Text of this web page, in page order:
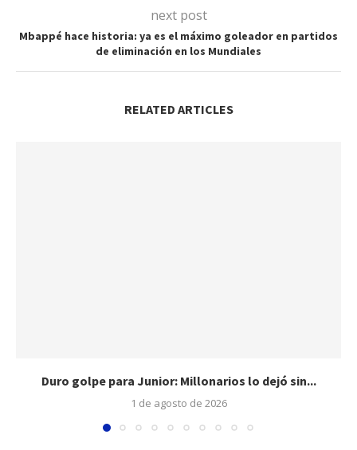
next post
Mbappé hace historia: ya es el máximo goleador en partidos
de eliminación en los Mundiales
RELATED ARTICLES
Duro golpe para Junior: Millonarios lo dejó sin...
1 de agosto de 2026